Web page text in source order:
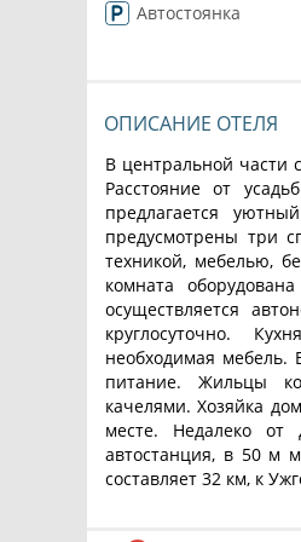
Автостоянка
ОПИСАНИЕ ОТЕЛЯ
В центральной части
Расстояние от
предлагается
предусмотрены три
техникой, мебелью,
комната
осуществляется
круглосуточно.
необходимая мебель.
питание. Жильцы
качелями. Хозяйка
месте. Недалеко
автостанция, в 50 м
составляет 32 км, к